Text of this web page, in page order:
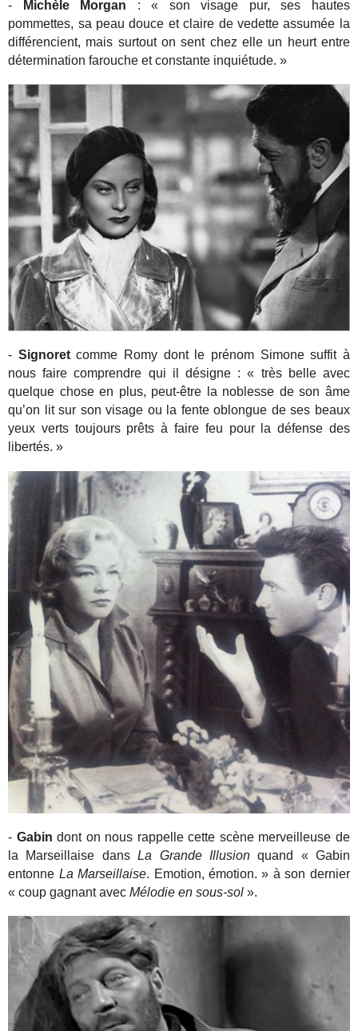
- Michèle Morgan : « son visage pur, ses hautes
pommettes, sa peau douce et claire de vedette assumée la
différencient, mais surtout on sent chez elle un heurt entre
détermination farouche et constante inquiétude. »
- Signoretcomme Romy dont le prénom Simone suffit à
nous faire comprendre qui il désigne : « très belle avec
quelque chose en plus, peut-être la noblesse de son âme
qu’on lit sur son visage ou la fente oblongue de ses beaux
yeux verts toujours prêts à faire feu pour la défense des
libertés. »
- Gabin dont on nous rappelle cette scène merveilleuse de
la Marseillaise dansLa Grande Illusionquand « Gabin
entonne La Marseillaise. Emotion, émotion. » à son dernier
« coup gagnant avecMélodie en sous-sol ».